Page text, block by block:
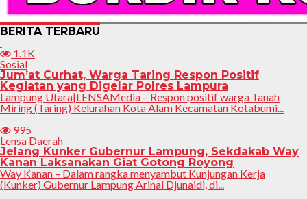
BERITA TERBARU
1.1K
Sosial
Jum’at Curhat, Warga Taring Respon Positif
Kegiatan yang Digelar Polres Lampura
Lampung Utara|LENSAMedia – Respon positif warga Tanah
Miring (Taring) Kelurahan Kota Alam Kecamatan Kotabumi...
995
Lensa Daerah
Jelang Kunker Gubernur Lampung, Sekdakab Way
Kanan Laksanakan Giat Gotong Royong
Way Kanan – Dalam rangka menyambut Kunjungan Kerja
(Kunker) Gubernur Lampung Arinal Djunaidi, di...